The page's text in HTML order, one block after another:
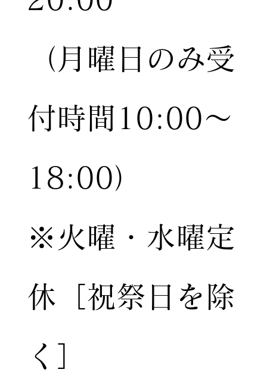
（月曜日のみ受
付時間10:00〜
18:00）
※火曜・水曜定
休［祝祭日を除
く］